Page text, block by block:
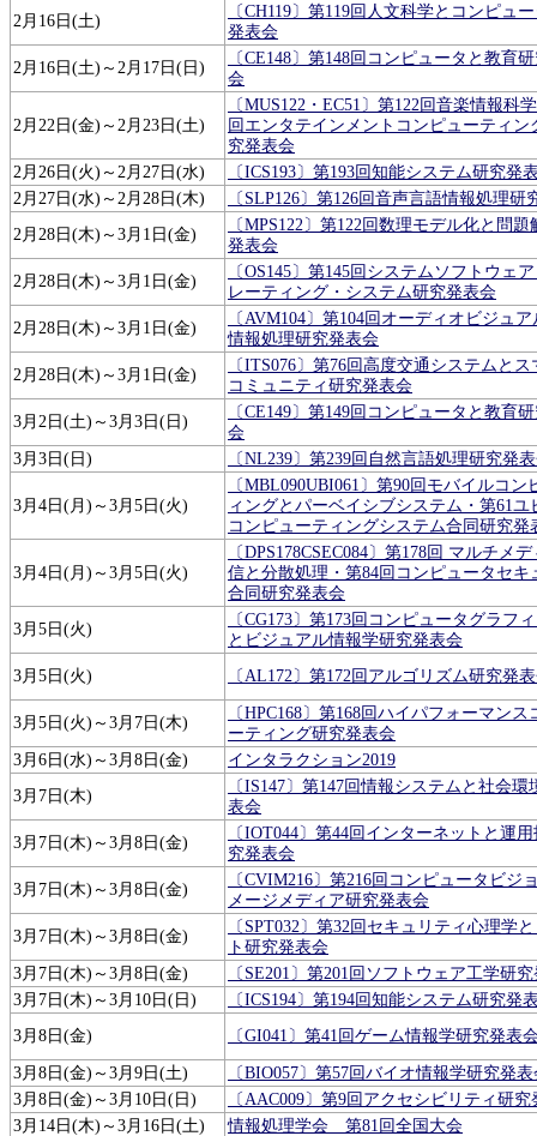
2月16日(土)
〔CH119〕第119回人文科学とコンピュ
発表会
2月16日(土)～2月17日(日)
〔CE148〕第148回コンピュータと教育
会
2月22日(金)～2月23日(土)
〔MUS122・EC51〕第122回音楽情報科
回エンタテインメントコンピューティン
究発表会
2月26日(火)～2月27日(水)
〔ICS193〕第193回知能システム研究発
2月27日(水)～2月28日(木)
〔SLP126〕第126回音声言語情報処理研
2月28日(木)～3月1日(金)
〔MPS122〕第122回数理モデル化と問題
発表会
2月28日(木)～3月1日(金)
〔OS145〕第145回システムソフトウェ
レーティング・システム研究発表会
2月28日(木)～3月1日(金)
〔AVM104〕第104回オーディオビジュ
情報処理研究発表会
2月28日(木)～3月1日(金)
〔ITS076〕第76回高度交通システムとス
コミュニティ研究発表会
3月2日(土)～3月3日(日)
〔CE149〕第149回コンピュータと教育
会
3月3日(日)
〔NL239〕第239回自然言語処理研究発
3月4日(月)～3月5日(火)
〔MBL090UBI061〕第90回モバイルコン
ィングとパーベイシブシステム・第61ユ
コンピューティングシステム合同研究発
3月4日(月)～3月5日(火)
〔DPS178CSEC084〕第178回 マルチメ
信と分散処理・第84回コンピュータセキ
合同研究発表会
3月5日(火)
〔CG173〕第173回コンピュータグラフ
とビジュアル情報学研究発表会
3月5日(火)
〔AL172〕第172回アルゴリズム研究発
3月5日(火)～3月7日(木)
〔HPC168〕第168回ハイパフォーマンス
ーティング研究発表会
3月6日(水)～3月8日(金)
インタラクション2019
3月7日(木)
〔IS147〕第147回情報システムと社会環
表会
3月7日(木)～3月8日(金)
〔IOT044〕第44回インターネットと運
究発表会
3月7日(木)～3月8日(金)
〔CVIM216〕第216回コンピュータビジ
メージメディア研究発表会
3月7日(木)～3月8日(金)
〔SPT032〕第32回セキュリティ心理学
ト研究発表会
3月7日(木)～3月8日(金)
〔SE201〕第201回ソフトウェア工学研
3月7日(木)～3月10日(日)
〔ICS194〕第194回知能システム研究発
3月8日(金)
〔GI041〕第41回ゲーム情報学研究発表
3月8日(金)～3月9日(土)
〔BIO057〕第57回バイオ情報学研究発表
3月8日(金)～3月10日(日)
〔AAC009〕第9回アクセシビリティ研究
3月14日(木)～3月16日(土)
情報処理学会 第81回全国大会